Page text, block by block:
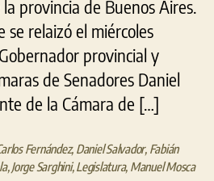
provincia de Buenos Aires.
se relaizó el miércoles
provincial y
de Senadores Daniel
de la Cámara de […]
Fernández, Daniel Salvador, Fabián
,Jorge Sarghini,Legislatura, Manuel Mosca